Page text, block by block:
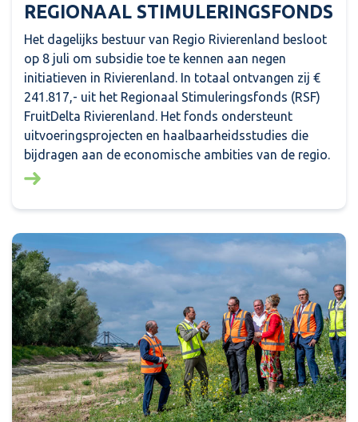
REGIONAAL STIMULERINGSFONDS
Het dagelijks bestuur van Regio Rivierenland besloot
op 8 juli om subsidie toe te kennen aan negen
initiatieven in Rivierenland. In totaal ontvangen zij €
241.817,- uit het Regionaal Stimuleringsfonds (RSF)
FruitDelta Rivierenland. Het fonds ondersteunt
uitvoeringsprojecten en haalbaarheidsstudies die
bijdragen aan de economische ambities van de regio.
Lees meer over: Financiële bijdrage voor negen